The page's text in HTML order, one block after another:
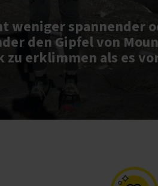
weniger spannender
den Gipfel von
zu erklimmen als es